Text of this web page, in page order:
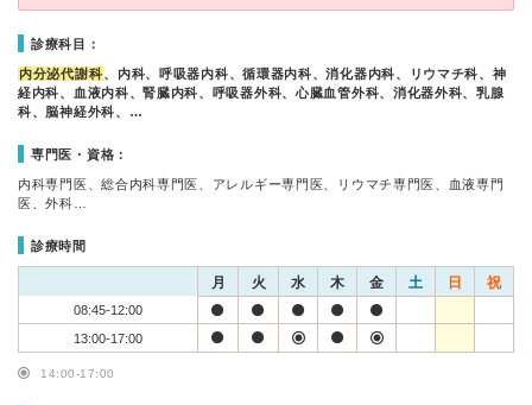
診療科目：
内分泌代謝科、内科、呼吸器内科、循環器内科、消化器内科、リウマチ科、神
経内科、血液内科、腎臓内科、呼吸器外科、心臓血管外科、消化器外科、乳腺
科、脳神経外科、…
専門医・資格：
内科専門医、総合内科専門医、アレルギー専門医、リウマチ専門医、血液専門
医、外科…
診療時間
月 火 水 木 金 土 日 祝
08:45-12:00
13:00-17:00
14:00-17:00